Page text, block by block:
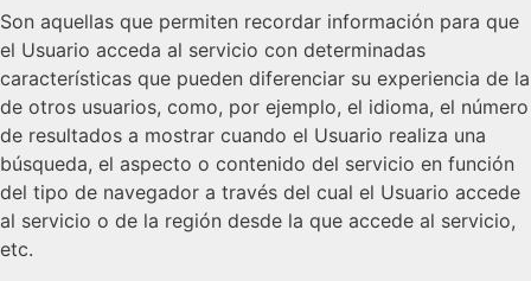
Son aquellas que permiten recordar información para que
el Usuario acceda al servicio con determinadas
características que pueden diferenciar su experiencia de la
de otros usuarios, como, por ejemplo, el idioma, el número
de resultados a mostrar cuando el Usuario realiza una
búsqueda, el aspecto o contenido del servicio en función
del tipo de navegador a través del cual el Usuario accede
al servicio o de la región desde la que accede al servicio,
etc.